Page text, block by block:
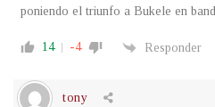
poniendo el triunfo a Bukele en
14 -4 Responder
tony